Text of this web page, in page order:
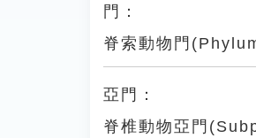
門：
脊索動物門
亞門：
脊椎動物亞門